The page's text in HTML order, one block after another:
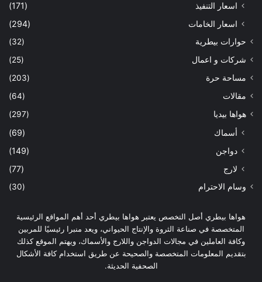
اسعار التنفيذ
(171)
اسعار الخامات
(294)
حوارات بيطرية
(32)
شركات و اعمال
(25)
مساحة حرة
(203)
مقالات
(64)
هواها بيديا
(297)
أسماك
(69)
دواجن
(149)
لارج
(77)
وسام الاحترام (30)
هواها بيطري أصل التخصص يعتبر هواها بيطري أحد أهم المواقع الرئيسية
المتخصصة في صناعة الثروة والإنتاج الحيواني، ويعد منبرا رئيسيًا للمربين
وكافة العاملين في مجالات الدواجن واللارج والأسماك، ويهتم الموقع كذلك
بتقديم المعلومات المتخصصة والصحيحة عن طريق استخدام كافة الأشكال
الصحفية الحديثة.